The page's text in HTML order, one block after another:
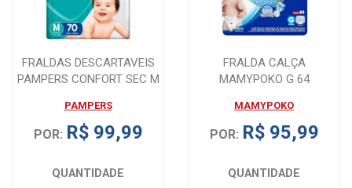
FRALDAS DESCARTAVEIS
PAMPERS CONFORT SEC M
PAMPERS
POR: R$ 99,99
QUANTIDADE
FRALDA CALÇA
MAMYPOKO G 64
MAMYPOKO
POR: R$ 95,99
QUANTIDADE